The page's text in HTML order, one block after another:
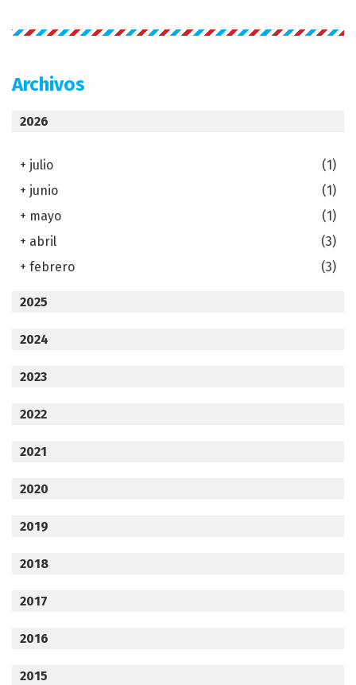
Archivos
2026
+ julio
(1)
+ junio
(1)
+ mayo
(1)
+ abril
(3)
+ febrero (3)
2025
2024
2023
2022
2021
2020
2019
2018
2017
2016
2015